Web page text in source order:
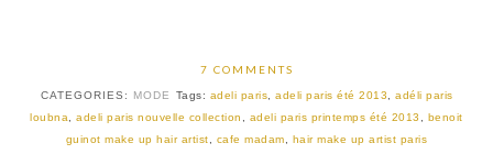
7 COMMENTS
CATEGORIES: MODE Tags: adeli paris adeli paris été 2013
adéli paris
loubna
,adeli paris nouvelle collection adeli paris printemps été 2013
benoit
guinot make up hair artist
cafe madam hair make up artist paris